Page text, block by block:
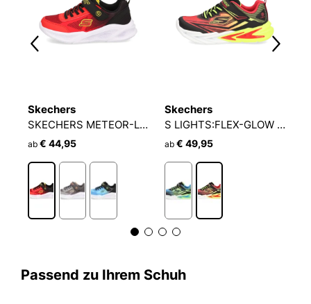
Skechers
SKECHERS METEOR-LIGHTS - KRENDOX
ab € 44,95
Skechers
S LIGHTS:FLEX-GLOW ULTRA
ab € 49,95
Passend zu Ihrem Schuh